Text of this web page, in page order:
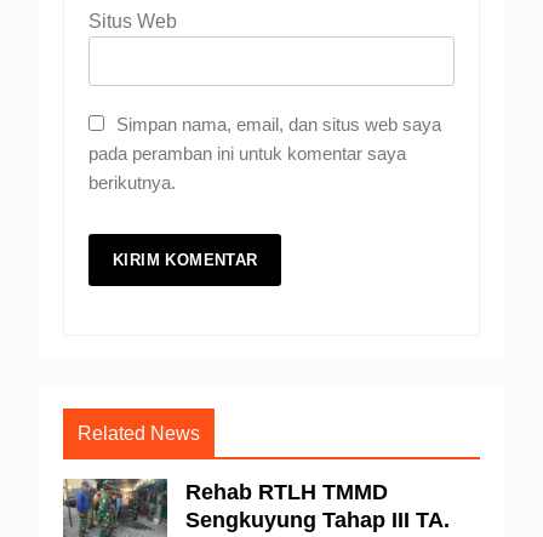
Situs Web
Simpan nama, email, dan situs web saya
pada peramban ini untuk komentar saya
berikutnya.
Related News
Rehab RTLH TMMD
Sengkuyung Tahap III TA.